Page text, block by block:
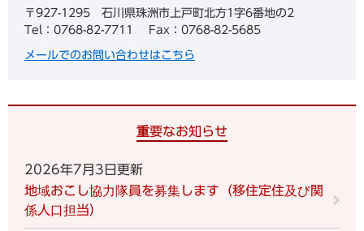
〒927-1295
石川県珠洲市上戸町北方1字6番地の2
Tel：0768-82-7711
Fax：0768-82-5685
メールでのお問い合わせはこちら
重要なお知らせ
2026年7月3日更新
地域おこし協力隊員を募集します（移住定住及び関
係人口担当）